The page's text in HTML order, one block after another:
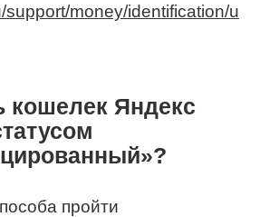
support/money/identification/u
кошелек Яндекс
пройти